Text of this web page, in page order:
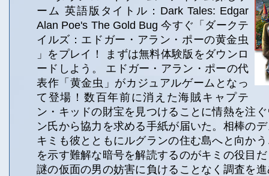
ーム 英語版タイトル：Dark Tales: Edgar
Alan Poe's The Gold Bug 今すぐ「ダークテ
イルズ：エドガー・アラン・ポーの黄金虫
」をプレイ！ まずは無料体験版をダウンロ
ードしよう。 エドガー・アラン・ポーの代
表作「黄金虫」がカジュアルゲームとなっ
て登場！数百年前に消えた海賊キャプテ
ン・キッドの財宝を見つけることに情熱を注
ン氏から協力を求める手紙が届いた。相棒の
キミも彼とともにルグランの住む島へと向か
を示す難解な暗号を解読するのがキミの役目
謎の仮面の男の妨害に負けることなく調査を